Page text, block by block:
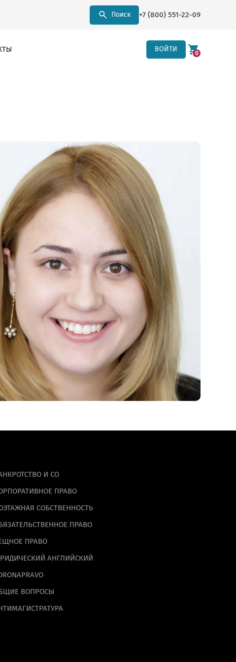
Поиск +7 (800) 551-22-09
ВОЙТИ 0
с сайтом
данных на
И СО
ПРАВО
СОБСТВЕННОСТЬ
ПРАВО
ПРАВО
АНГЛИЙСКИЙ
ВОПРОСЫ